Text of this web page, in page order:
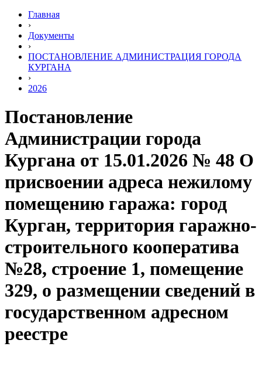
Главная
›
Документы
›
ПОСТАНОВЛЕНИЕ АДМИНИСТРАЦИЯ ГОРОДА
КУРГАНА
›
2026
Постановление
Администрации города
Кургана от 15.01.2026 № 48 О
присвоении адреса нежилому
помещению гаража: город
Курган, территория гаражно-
строительного кооператива
№28, строение 1, помещение
329, о размещении сведений в
государственном адресном
реестре